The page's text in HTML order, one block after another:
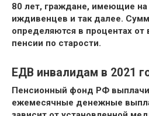
80 лет, граждане, имеющие
иждивенцев и так далее.
определяются в процентах
пенсии по старости.
ЕДВ инвалидам в 2021
Пенсионный фонд РФ
ежемесячные денежные